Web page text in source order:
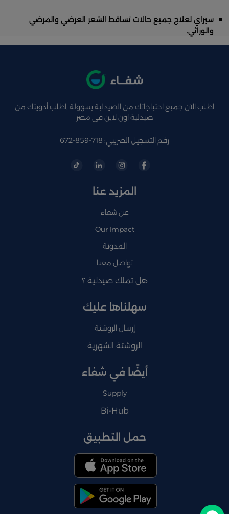
سبراي لعلاج جميع حالات تساقط الشعر العرضي والمرضي
والوراثي.
اطلب الآن جميع احتياجاتك من الصيدلية بسهولة ,اطلب أدويتك من
صيدلية اون لاين فى مصر
رقم التسجيل الضريبي: 718-859-672
المزيد عنا
عن شفاء
Our Impact
المدونة
تواصل معنا
هل تملك صيدلية ؟
سهلناها عليك
إرسال الروشتة
الروشتة الشهرية
أيضًا في شفاء
Supply
Bi-Hub
حمل التطبيق